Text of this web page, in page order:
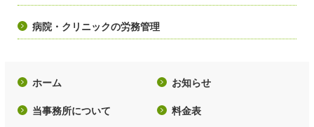
ホーム お知らせ
当事務所について 料金表
病院・クリニックの労務管理